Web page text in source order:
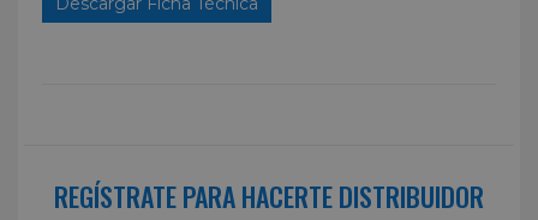
REGÍSTRATE PARA HACERTE DISTRIBUIDOR